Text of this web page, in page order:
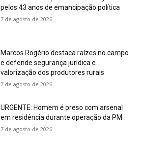
pelos 43 anos de emancipação política
7 de agosto de 2026
Marcos Rogério destaca raízes no campo
e defende segurança jurídica e
valorização dos produtores rurais
7 de agosto de 2026
URGENTE: Homem é preso com arsenal
em residência durante operação da PM
7 de agosto de 2026